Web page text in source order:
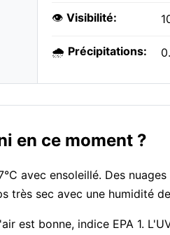
👁️ Visibilité:
🌧️ Précipitations:
en ce moment ?
avec ensoleillé. Des
très sec avec une humidité
est bonne, indice EPA 1.